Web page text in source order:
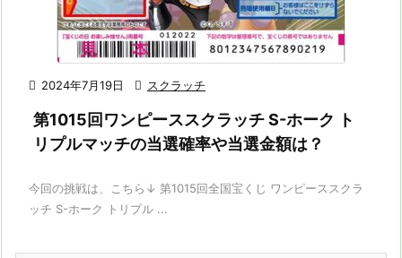
 2024年7月19日  スクラッチ
第1015回ワンピーススクラッチ S-ホーク ト
リプルマッチの当選確率や当選金額は？
今回の挑戦は、こちら↓ 第1015回全国宝くじ ワンピーススクラ
ッチ S-ホーク トリプル ...